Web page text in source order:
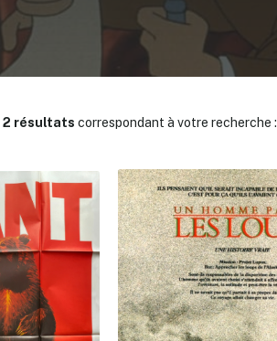
2 résultats correspondant à votre recherche :